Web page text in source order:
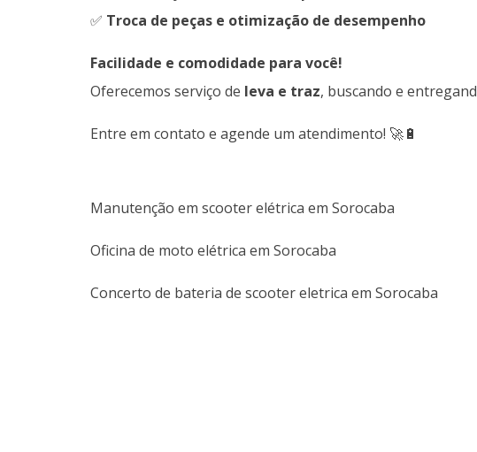
✅ Troca de peças e otimização de desempenho
Facilidade e comodidade para você!
Oferecemos serviço de leva e traz, buscando e
Entre em contato e agende um atendimento! 🚀🔋
Manutenção em scooter elétrica em Sorocaba
Oficina de moto elétrica em Sorocaba
Concerto de bateria de scooter eletrica em Sorocaba